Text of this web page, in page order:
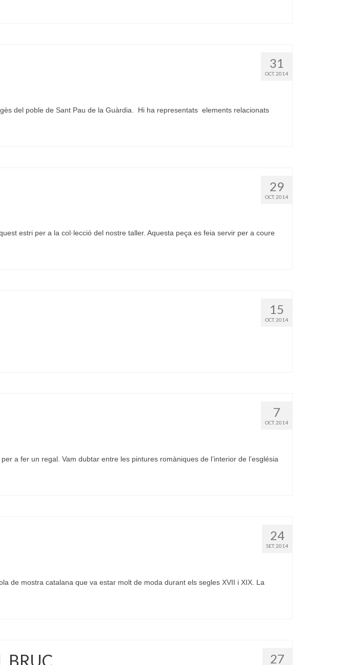
31
OCT. 2014
del poble de Sant Pau de la Guàrdia. Hi ha representats elements relacionats
29
OCT. 2014
estri per a la col·lecció del nostre taller. Aquesta peça es feia servir per a coure
15
OCT. 2014
7
OCT. 2014
a fer un regal. Vam dubtar entre les pintures romàniques de l’interior de l’església
24
SET. 2014
de mostra catalana que va estar molt de moda durant els segles XVII i XIX. La
27
BRUC